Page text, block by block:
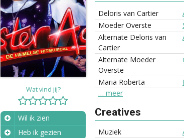
Wat vind jij?
Wil ik zien
Heb ik gezien
Deloris van Cartier
Moeder Overste
Alternate Deloris van
Cartier
Alternate Moeder
Overste
Maria Roberta
… meer
Creatives
Muziek